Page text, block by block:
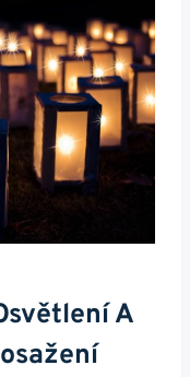
A